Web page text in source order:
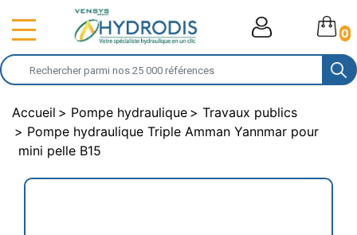
0
Accueil Pompe hydraulique
Travaux publics
Pompe hydraulique Triple Amman Yannmar pour
mini pelle B15